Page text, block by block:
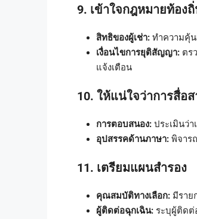
9. เข้าใจกฎหมายท้อง
สิทธิของผู้เช่า: ทำความคุ้
เงื่อนไขการยุติสัญญา: ตร
แจ้งเตือน
10. ให้แน่ใจว่าการสื่อ
การตอบสนอง: ประเมินว่
อุปสรรคด้านภาษา: พิจาร
11. เตรียมแผนสำรอง
คุณสมบัติทางเลือก: มีราย
ผู้ติดต่อฉุกเฉิน: ระบุผู้ติดต่